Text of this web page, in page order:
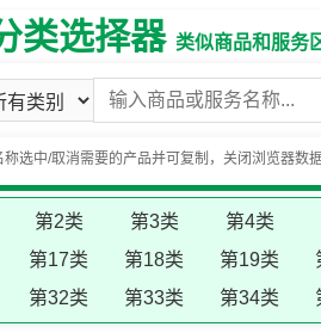
类选择器类似商品和服务
选中/取消需要的产品并可复制，关闭浏览器数据
第2类 第3类 第4类
第17类 第18类 第19类
第32类 第33类 第34类